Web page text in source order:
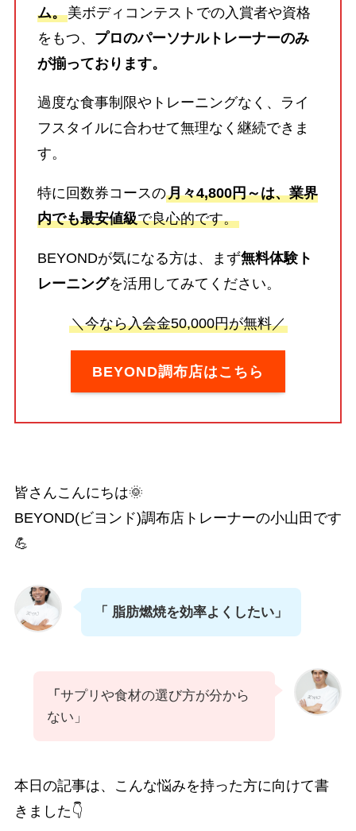
ム。美ボディコンテストでの入賞者や資格
をもつ、 プロのパーソナルトレーナーのみ
が揃っております。
過度な食事制限やトレーニングなく、ライ
フスタイルに合わせて無理なく継続できま
す。
特に回数券コースの月々4,800円～は、業界
内でも最安値級で良心的です。
BEYONDが気になる方は、まず無料体験ト
レーニングを活用してみてください。
＼今なら入会金50,000円が無料／
BEYOND調布店はこちら
皆さんこんにちは🌞
BEYOND(ビヨンド)調布店トレーナーの小山田です
💪
「 脂肪燃焼を効率よくしたい」
「 サプリや食材の選び方が分から
ない」
本日の記事は、こんな悩みを持った方に向けて書
きました👇